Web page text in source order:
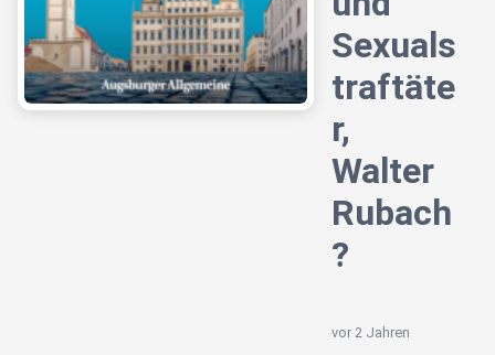
Sexuals
traftäte
r,
Walter
Rubach
?
vor 2 Jahren